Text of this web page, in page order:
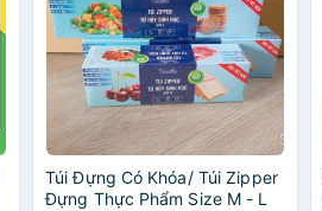
Túi Đựng Có Khóa/ Túi Zipper
Đựng Thực Phẩm Size M - L